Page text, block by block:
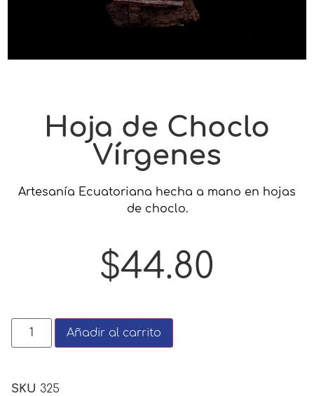
Hoja de Choclo
Vírgenes
Artesanía Ecuatoriana hecha a mano en hojas
de choclo.
$44.80
Añadir al carrito
SKU 325